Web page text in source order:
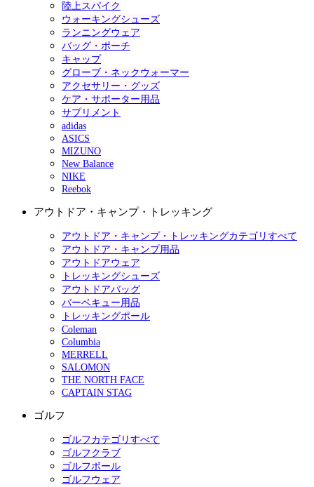
陸上スパイク
ウォーキングシューズ
ランニングウェア
バッグ・ポーチ
キャップ
グローブ・ネックウォーマー
アクセサリー・グッズ
ケア・サポーター用品
サプリメント
adidas
ASICS
MIZUNO
New Balance
NIKE
Reebok
アウトドア・キャンプ・トレッキング
アウトドア・キャンプ・トレッキングカテゴリすべて
アウトドア・キャンプ用品
アウトドアウェア
トレッキングシューズ
アウトドアバッグ
バーベキュー用品
トレッキングポール
Coleman
Columbia
MERRELL
SALOMON
THE NORTH FACE
CAPTAIN STAG
ゴルフ
ゴルフカテゴリすべて
ゴルフクラブ
ゴルフボール
ゴルフウェア